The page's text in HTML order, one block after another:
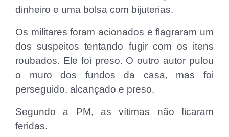
dinheiro e uma bolsa com bijuterias.
Os militares foram acionados e flagraram um
dos suspeitos tentando fugir com os itens
roubados. Ele foi preso. O outro autor pulou
o muro dos fundos da casa, mas foi
perseguido, alcançado e preso.
Segundo a PM, as vítimas não ficaram
feridas.